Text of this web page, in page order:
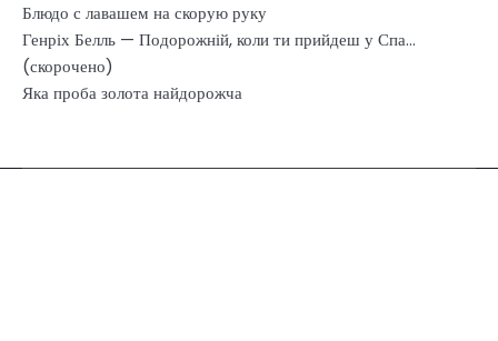
Блюдо с лавашем на скорую руку
Генріх Белль — Подорожній, коли ти прийдеш у Спа…
(скорочено)
Яка проба золота найдорожча